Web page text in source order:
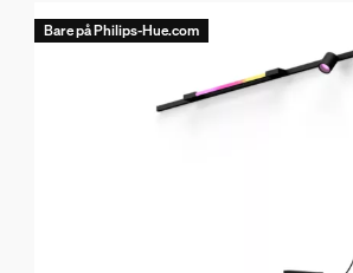
Bare på Philips-Hue.com